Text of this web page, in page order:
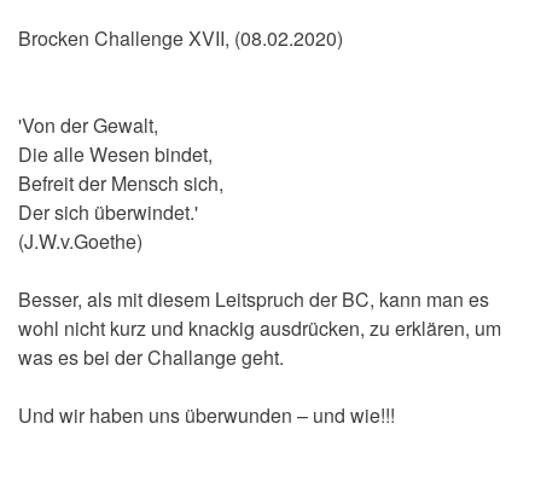
Brocken Challenge XVII, (08.02.2020)
'Von der Gewalt,
Die alle Wesen bindet,
Befreit der Mensch sich,
Der sich überwindet.'
(J.W.v.Goethe)
Besser, als mit diesem Leitspruch der BC, kann man es
wohl nicht kurz und knackig ausdrücken, zu erklären, um
was es bei der Challange geht.
Und wir haben uns überwunden – und wie!!!